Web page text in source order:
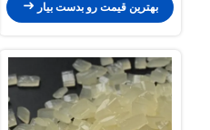
بهترین قیمت رو بدست بیار